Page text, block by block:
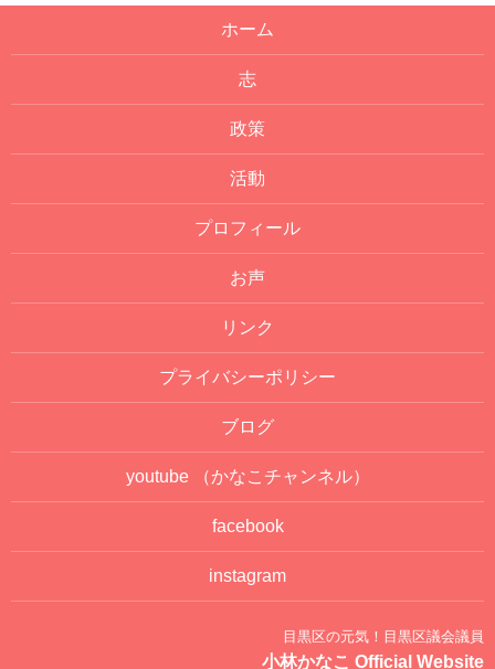
ホーム
志
政策
活動
プロフィール
お声
リンク
プライバシーポリシー
ブログ
youtube （かなこチャンネル）
facebook
instagram
目黒区の元気！目黒区議会議員
小林かなこ Official Website